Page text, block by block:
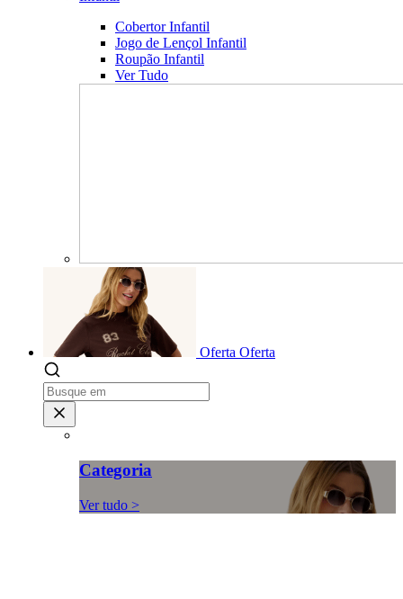
Cobertor Infantil
Jogo de Lençol Infantil
Roupão Infantil
Ver Tudo
Oferta Oferta
Categoria
Ver tudo >